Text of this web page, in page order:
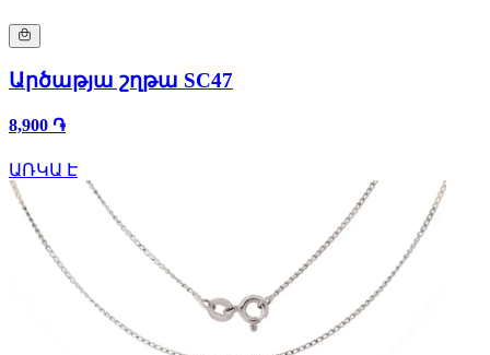
Արծաթյա շղթա SC47
8,900 ֏
ԱՌԿԱ Է